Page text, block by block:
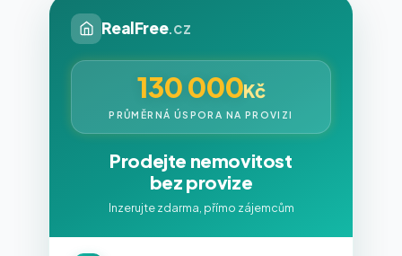
RealFree.cz
130 000Kč
PRŮMĚRNÁ ÚSPORA NA PROVIZI
Prodejte nemovitost
bez provize
Inzerujte zdarma, přímo zájemcům